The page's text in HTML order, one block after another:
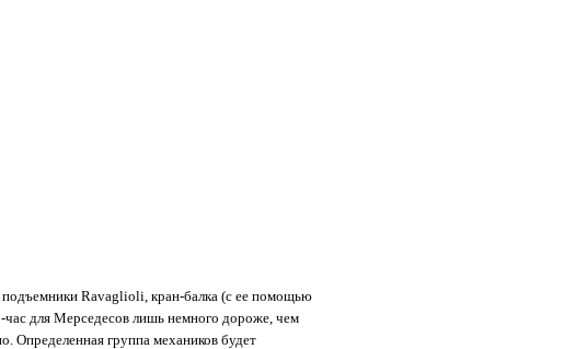
Ravaglioli, кран-балка (с ее помощью
для Мерседесов лишь немного дороже, чем
Определенная группа механиков будет